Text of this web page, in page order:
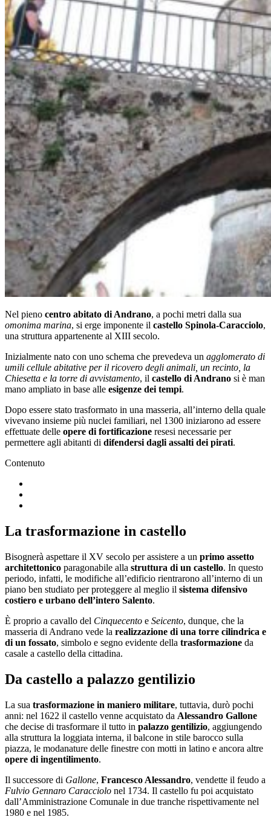
Nel pieno centro abitato di Andrano, a pochi metri dalla sua
omonima marina, si erge imponente il castello Spinola-Caracciolo,
una struttura appartenente al XIII secolo.
Inizialmente nato con uno schema che prevedeva un agglomerato di
umili cellule abitative per il ricovero degli animali, un recinto, la
Chiesetta e la torre di avvistamento, il castello di Andrano si è man
mano ampliato in base alle esigenze dei tempi.
Dopo essere stato trasformato in una masseria, all’interno della quale
vivevano insieme più nuclei familiari, nel 1300 iniziarono ad essere
effettuate delle opere di fortificazione resesi necessarie per
permettere agli abitanti di difendersi dagli assalti dei pirati.
Contenuto
La trasformazione in castello
Bisognerà aspettare il XV secolo per assistere a un primo assetto
architettonico paragonabile alla struttura di un castello. In questo
periodo, infatti, le modifiche all’edificio rientrarono all’interno di un
piano ben studiato per proteggere al meglio il sistema difensivo
costiero e urbano dell’intero Salento.
È proprio a cavallo del Cinquecento e Seicento, dunque, che la
masseria di Andrano vede la realizzazione di una torre cilindrica e
di un fossato, simbolo e segno evidente della trasformazione da
casale a castello della cittadina.
Da castello a palazzo gentilizio
La sua trasformazione in maniero militare, tuttavia, durò pochi
anni: nel 1622 il castello venne acquistato da Alessandro Gallone
che decise di trasformare il tutto in palazzo gentilizio, aggiungendo
alla struttura la loggiata interna, il balcone in stile barocco sulla
piazza, le modanature delle finestre con motti in latino e ancora altre
opere di ingentilimento.
Il successore di Gallone, Francesco Alessandro, vendette il feudo a
Fulvio Gennaro Caracciolo nel 1734. Il castello fu poi acquistato
dall’Amministrazione Comunale in due tranche rispettivamente nel
1980 e nel 1985.